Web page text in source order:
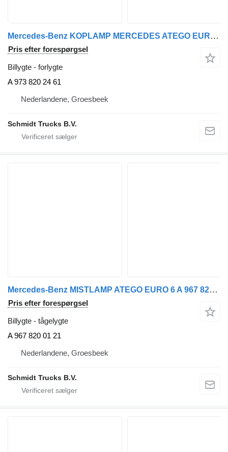
Mercedes-Benz KOPLAMP MERCEDES ATEGO EURO 5 LINKS A 973 820 24 61 forlygte til lastbil
Pris efter forespørgsel
Billygte - forlygte
A 973 820 24 61
Nederlandene, Groesbeek
Schmidt Trucks B.V.
Mercedes-Benz MISTLAMP ATEGO EURO 6 A 967 820 01 21 tågelygte til lastbil
Pris efter forespørgsel
Billygte - tågelygte
A 967 820 01 21
Nederlandene, Groesbeek
Schmidt Trucks B.V.